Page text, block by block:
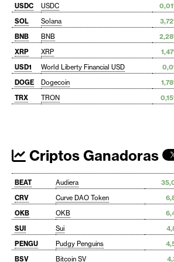
USDC
USDC
SOL
Solana
BNB
BNB
XRP
XRP
USD1
World Liberty Financial USD
DOGE
Dogecoin
TRX
TRON
Criptos Ganadoras
BEAT Audiera
CRV
Curve DAO Token
OKB
OKB
SUI
Sui
PENGU
Pudgy Penguins
BSV
Bitcoin SV